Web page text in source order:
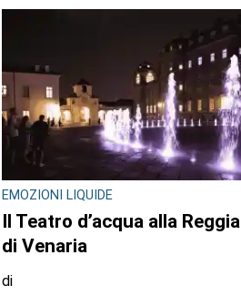
EMOZIONI LIQUIDE
Il Teatro d’acqua alla Reggia
di Venaria
di